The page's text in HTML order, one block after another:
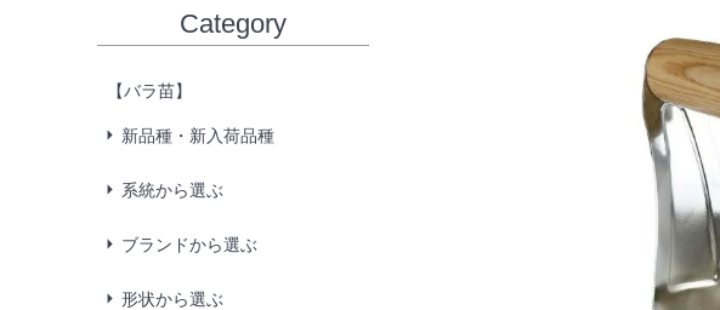
Category
【バラ苗】
新品種・新入荷品種
系統から選ぶ
ブランドから選ぶ
形状から選ぶ